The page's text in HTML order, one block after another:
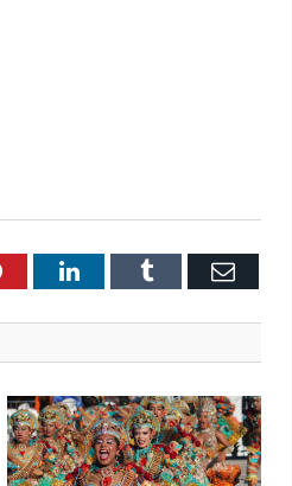
PinterestLinkedInTumblr Email